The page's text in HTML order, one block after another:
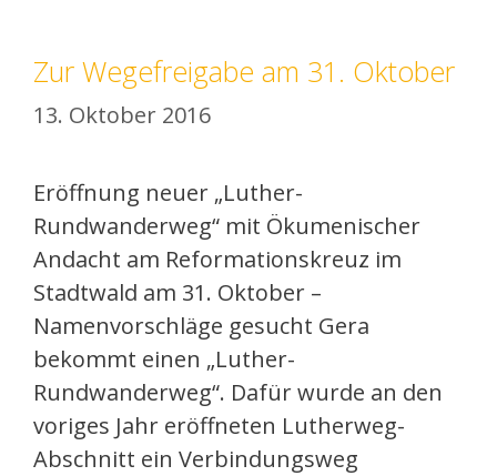
Zur Wegefreigabe am 31. Oktober
13. Oktober 2016
Eröffnung neuer „Luther-
Rundwanderweg“ mit Ökumenischer
Andacht am Reformationskreuz im
Stadtwald am 31. Oktober –
Namenvorschläge gesucht Gera
bekommt einen „Luther-
Rundwanderweg“. Dafür wurde an den
voriges Jahr eröffneten Lutherweg-
Abschnitt ein Verbindungsweg